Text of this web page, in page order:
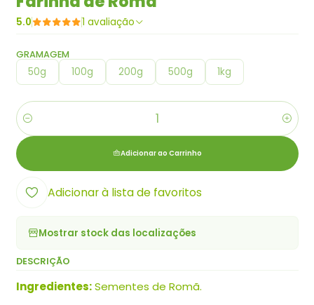
5.0 1 avaliação
GRAMAGEM
50g 100g 200g 500g 1kg
Quantidade
Adicionar ao Carrinho
Adicionar à lista de favoritos
Mostrar stock das localizações
DESCRIÇÃO
Ingredientes:Sementes de Romã.